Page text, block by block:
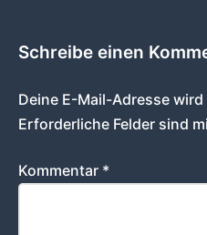
Schreibe einen
Deine E-Mail-Adresse
Erforderliche Felder sind
Kommentar *